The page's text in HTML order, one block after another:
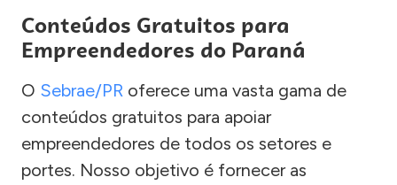
Conteúdos Gratuitos para
Empreendedores do Paraná
O Sebrae/PR oferece uma vasta gama de
conteúdos gratuitos para apoiar
empreendedores de todos os setores e
portes. Nosso objetivo é fornecer as